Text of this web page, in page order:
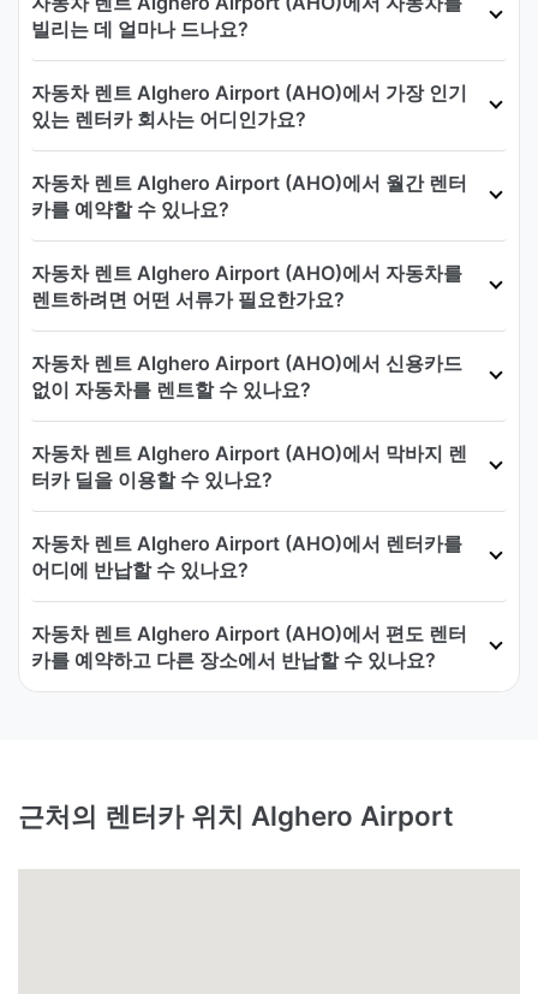
빌리는 데 얼마나 드나요?
자동차 렌트 Alghero Airport (AHO)에서 가장 인기
있는 렌터카 회사는 어디인가요?
자동차 렌트 Alghero Airport (AHO)에서 월간 렌터
카를 예약할 수 있나요?
자동차 렌트 Alghero Airport (AHO)에서 자동차를
렌트하려면 어떤 서류가 필요한가요?
자동차 렌트 Alghero Airport (AHO)에서 신용카드
없이 자동차를 렌트할 수 있나요?
자동차 렌트 Alghero Airport (AHO)에서 막바지 렌
터카 딜을 이용할 수 있나요?
자동차 렌트 Alghero Airport (AHO)에서 렌터카를
어디에 반납할 수 있나요?
자동차 렌트 Alghero Airport (AHO)에서 편도 렌터
카를 예약하고 다른 장소에서 반납할 수 있나요?
근처의 렌터카 위치 Alghero Airport